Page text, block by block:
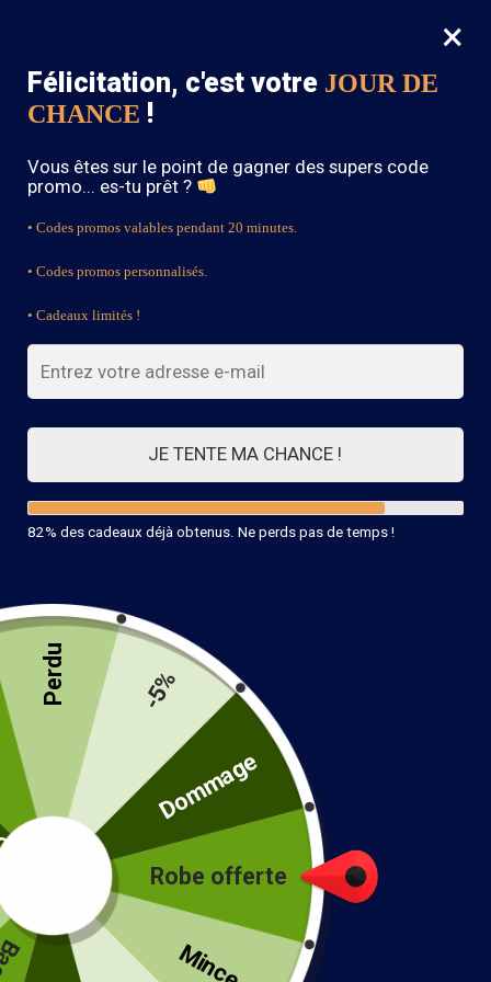
0
SOLDES : -15% sur toute la boutique avec le code « BOHEME15 »
×
Félicitation, c'est votre JOUR DE
CHANCE !
Vous êtes sur le point de gagner des supers code
promo... es-tu prêt ?
• Codes promos valables pendant 20 minutes.
• Codes promos personnalisés.
• Cadeaux limités !
JE TENTE MA CHANCE !
82% des cadeaux déjà obtenus. Ne perds pas de temps !
Robe offerte
Perdu -5%
Dommage